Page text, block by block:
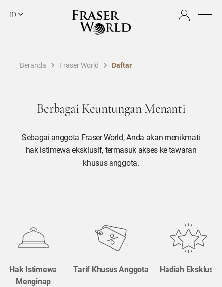
ID
Beranda Fraser World Daftar
Berbagai Keuntungan Menanti
Sebagai anggota Fraser World, Anda akan menikmati
hak istimewa eksklusif, termasuk akses ke tawaran
khusus anggota.
Hak Istimewa
Menginap
Tarif Khusus Anggota Hadiah Eksklusif